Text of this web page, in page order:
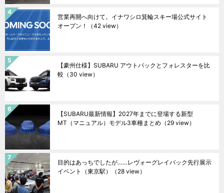
営業再開へ向けて。イナワシロ箕輪スキー場公式サイト
オープン！
（42 view）
【豪州仕様】SUBARU アウトバックとフォレスターを比
較 （30 view）
【SUBARU最新情報】2027年までに登場する新型
MT（マニュアル）モデル3車種まとめ （29 view）
目的はあっちでしたが……レヴォーグレイバック先行展示
イベント（東京駅）
（28 view）